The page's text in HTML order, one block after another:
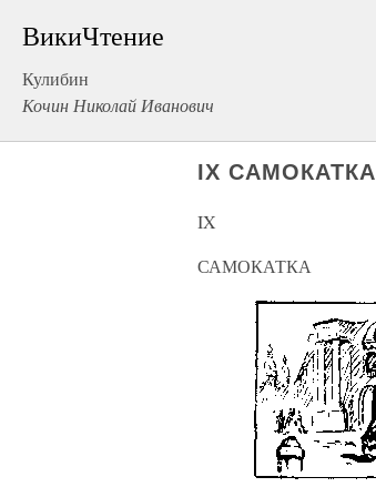
ВикиЧтение
Кулибин
Кочин Николай Иванович
IX САМОКАТКА
IX
САМОКАТКА